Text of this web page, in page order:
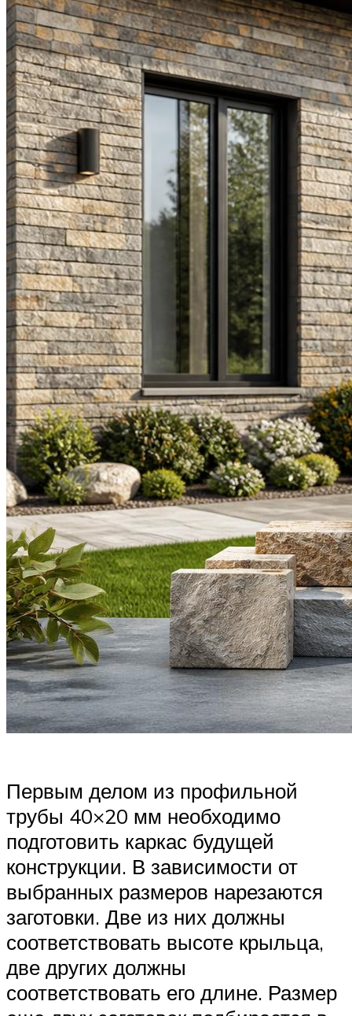
Первым делом из профильной
трубы 40×20 мм необходимо
подготовить каркас будущей
конструкции. В зависимости от
выбранных размеров нарезаются
заготовки. Две из них должны
соответствовать высоте крыльца,
две других должны
соответствовать его длине. Размер